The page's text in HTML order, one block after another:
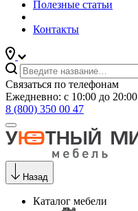
Полезные статьи
Контакты
Связаться по телефонам
Ежедневно: с 10:00 до 20:00
8 (800) 350 00 47
Назад
Каталог мебели